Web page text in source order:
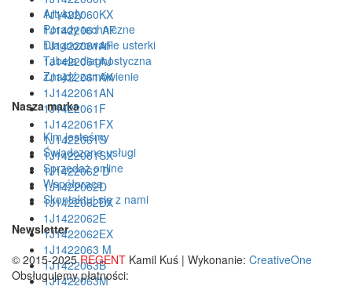
1J1422060KX
1J1422061 AF
1J1422061AF
1J1422061AJ
1J1422061AK
1J1422061AN
1J1422061F
1J1422061FX
1J1422061S
1J1422061SX
1J1422062 D
1J1422062D
1J1422062DX
1J1422062E
1J1422062EX
1J1422063 M
1J1422063B
1J1422063M
Artykuły
Porady techniczne
Diagnozowanie usterki
Tabela diagnostyczna
Znajdź zamówienie
Nasza marka
Kim jesteśmy
Świadczone usługi
Sprzedaż online
Współpraca
Skontaktuj się z nami
Newsletter
© 2015-2025REGENT Kamil Kuś | Wykonanie: CreativeOne
Obsługujemy płatności: